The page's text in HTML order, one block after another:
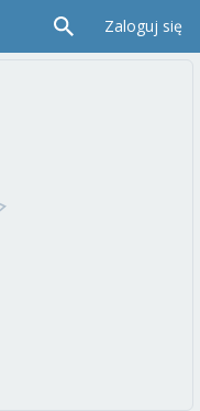
Zaloguj się